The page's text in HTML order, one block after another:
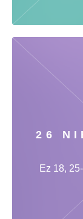
26
Ez 18,